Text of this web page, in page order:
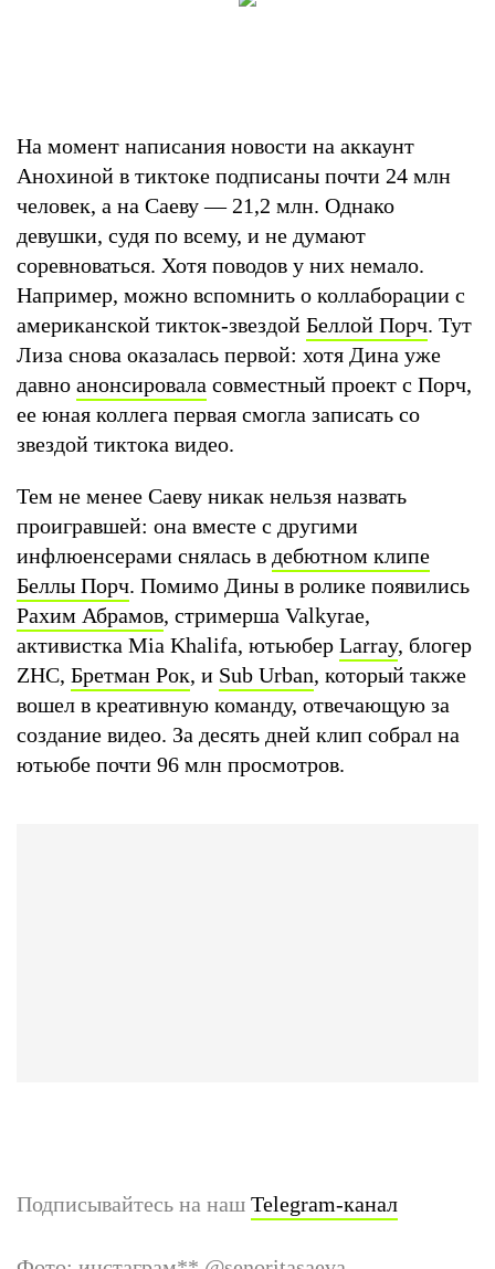
На момент написания новости на аккаунт
Анохиной в тиктоке подписаны почти 24 млн
человек, а на Саеву — 21,2 млн. Однако
девушки, судя по всему, и не думают
соревноваться. Хотя поводов у них немало.
Например, можно вспомнить о коллаборации с
американской тикток-звездой Беллой Порч. Тут
Лиза снова оказалась первой: хотя Дина уже
давно анонсировала совместный проект с Порч,
ее юная коллега первая смогла записать со
звездой тиктока видео.
Тем не менее Саеву никак нельзя назвать
проигравшей: она вместе с другими
инфлюенсерами снялась в дебютном клипе
Беллы Порч. Помимо Дины в ролике появились
Рахим Абрамов, стримерша Valkyrae,
активистка Mia Khalifa, ютьюбер Larray, блогер
ZHC, Бретман Рок, и Sub Urban, который также
вошел в креативную команду, отвечающую за
создание видео. За десять дней клип собрал на
ютьюбе почти 96 млн просмотров.
Подписывайтесь на наш Telegram-канал